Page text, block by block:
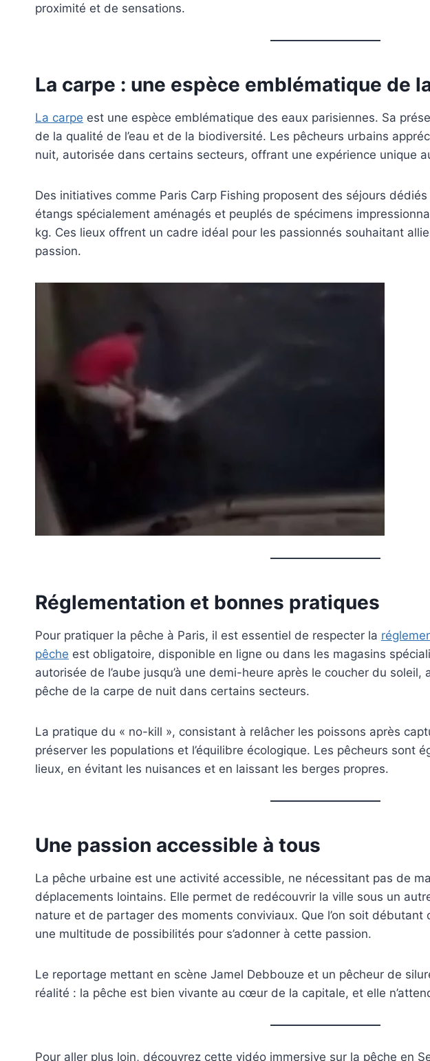
proximité et de sensations.
La carpe : une espèce emblématique de
La carpe est une espèce emblématique des eaux parisiennes. Sa
de la qualité de l’eau et de la biodiversité. Les pêcheurs urbains
nuit, autorisée dans certains secteurs, offrant une expérience unique
Des initiatives comme Paris Carp Fishing proposent des séjours
étangs spécialement aménagés et peuplés de spécimens
kg. Ces lieux offrent un cadre idéal pour les passionnés souhaitant
passion.
Réglementation et bonnes pratiques
Pour pratiquer la pêche à Paris, il est essentiel de respecter la
pêche est obligatoire, disponible en ligne ou dans les magasins
autorisée de l’aube jusqu’à une demi-heure après le coucher du
pêche de la carpe de nuit dans certains secteurs.
La pratique du « no-kill », consistant à relâcher les poissons après
préserver les populations et l’équilibre écologique. Les pêcheurs sont
lieux, en évitant les nuisances et en laissant les berges propres.
Une passion accessible à tous
La pêche urbaine est une activité accessible, ne nécessitant pas de
déplacements lointains. Elle permet de redécouvrir la ville sous un
nature et de partager des moments conviviaux. Que l’on soit débutant
une multitude de possibilités pour s’adonner à cette passion.
Le reportage mettant en scène Jamel Debbouze et un pêcheur de
réalité : la pêche est bien vivante au cœur de la capitale, et elle
Pour aller plus loin, découvrez cette vidéo immersive sur la pêche en